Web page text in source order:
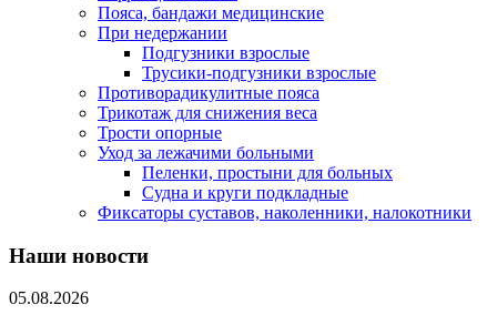
Пояса, бандажи медицинские
При недержании
Подгузники взрослые
Трусики-подгузники взрослые
Противорадикулитные пояса
Трикотаж для снижения веса
Трости опорные
Уход за лежачими больными
Пеленки, простыни для больных
Судна и круги подкладные
Фиксаторы суставов, наколенники, налокотники
Наши новости
05.08.2026